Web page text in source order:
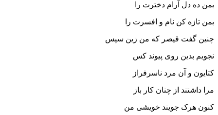
بمن ده دل آرام دخترت را
بمن تازه کن نام و افسرت را
چنین گفت قیصر که من زین سپس
نجویم بدین روى پیوند کس‏
کتایون و آن مرد ناسرفراز
مرا داشتند از چنان کار باز
کنون هرک جویند خویشى من